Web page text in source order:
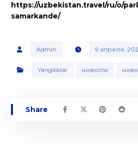
https://uzbekistan.travel/ru/o/
samarkande/
Admin 9 апреля,
Yangiliklar новости